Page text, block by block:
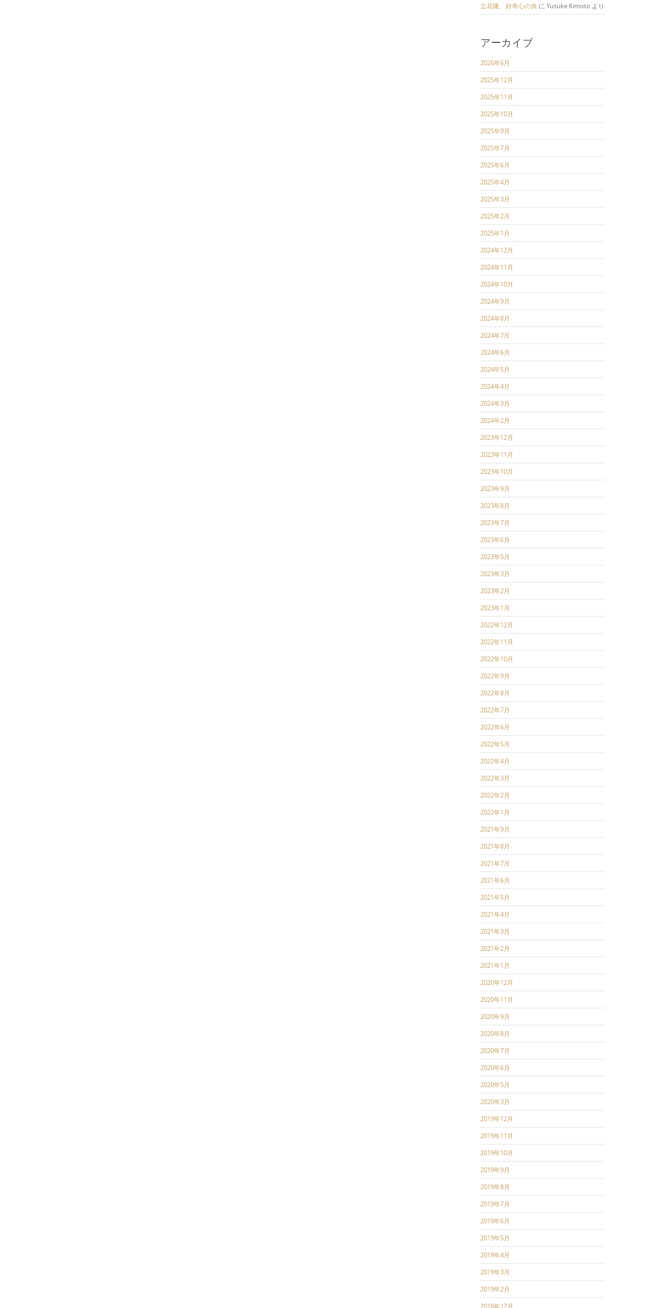
立花隆、好奇心の炎 に Yusuke Kimoto より
アーカイブ
2026年6月
2025年12月
2025年11月
2025年10月
2025年9月
2025年7月
2025年6月
2025年4月
2025年3月
2025年2月
2025年1月
2024年12月
2024年11月
2024年10月
2024年9月
2024年8月
2024年7月
2024年6月
2024年5月
2024年4月
2024年3月
2024年2月
2023年12月
2023年11月
2023年10月
2023年9月
2023年8月
2023年7月
2023年6月
2023年5月
2023年3月
2023年2月
2023年1月
2022年12月
2022年11月
2022年10月
2022年9月
2022年8月
2022年7月
2022年6月
2022年5月
2022年4月
2022年3月
2022年2月
2022年1月
2021年9月
2021年8月
2021年7月
2021年6月
2021年5月
2021年4月
2021年3月
2021年2月
2021年1月
2020年12月
2020年11月
2020年9月
2020年8月
2020年7月
2020年6月
2020年5月
2020年3月
2019年12月
2019年11月
2019年10月
2019年9月
2019年8月
2019年7月
2019年6月
2019年5月
2019年4月
2019年3月
2019年2月
2018年12月